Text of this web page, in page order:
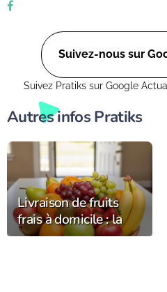
Suivez-nous sur
Suivez Pratiks sur Google
Autres infos Pratiks
Livraison de fruits
frais à domicile : la
fraîcheur et la qualité